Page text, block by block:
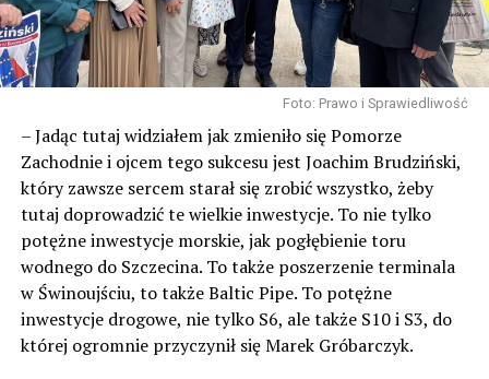
Foto: Prawo i Sprawiedliwość
– Jadąc tutaj widziałem jak zmieniło się Pomorze
Zachodnie i ojcem tego sukcesu jest Joachim Brudziński,
który zawsze sercem starał się zrobić wszystko, żeby
tutaj doprowadzić te wielkie inwestycje. To nie tylko
potężne inwestycje morskie, jak pogłębienie toru
wodnego do Szczecina. To także poszerzenie terminala
w Świnoujściu, to także Baltic Pipe. To potężne
inwestycje drogowe, nie tylko S6, ale także S10 i S3, do
której ogromnie przyczynił się Marek Gróbarczyk.